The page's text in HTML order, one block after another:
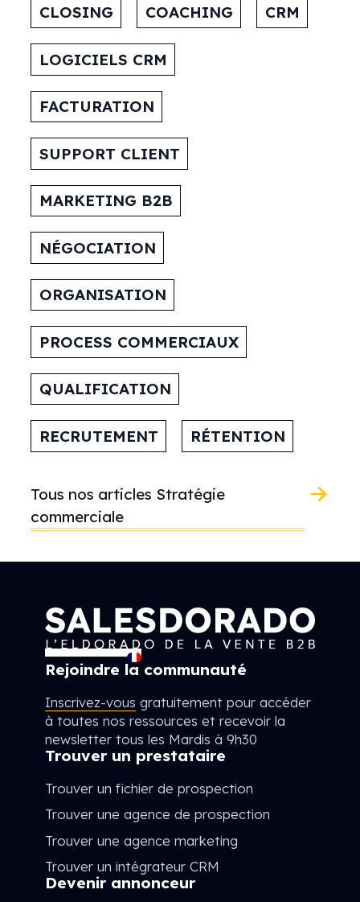
CLOSING COACHING CRM
LOGICIELS CRM
FACTURATION
SUPPORT CLIENT
MARKETING B2B
NÉGOCIATION
ORGANISATION
PROCESS COMMERCIAUX
QUALIFICATION
RECRUTEMENT RÉTENTION
Tous nos articles Stratégie
commerciale
Rejoindre la communauté
Inscrivez-vous gratuitement pour accéder
à toutes nos ressources et recevoir la
newsletter tous les Mardis à 9h30
Trouver un prestataire
Trouver un fichier de prospection
Trouver une agence de prospection
Trouver une agence marketing
Trouver un intégrateur CRM
Devenir annonceur